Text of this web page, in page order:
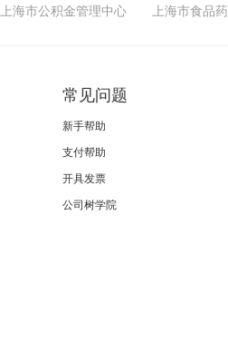
上海市公积金管理中心 上海市食品
常见问题
新手帮助
支付帮助
开具发票
公司树学院